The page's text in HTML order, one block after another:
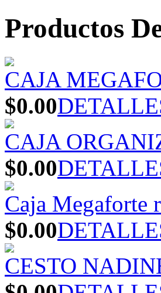
Productos
CAJA
$0.00
CAJA
$0.00
Caja Megaforte
$0.00
CESTO